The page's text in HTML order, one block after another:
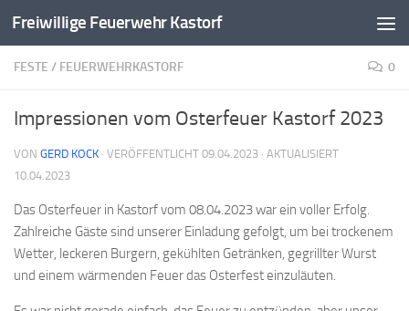
Zum Inhalt springen
Freiwillige Feuerwehr Kastorf
FESTE / FEUERWEHRKASTORF 0
Impressionen vom Osterfeuer Kastorf 2023
VON GERD KOCK · VERÖFFENTLICHT 09.04.2023 · AKTUALISIERT
10.04.2023
Das Osterfeuer in Kastorf vom 08.04.2023 war ein voller Erfolg.
Zahlreiche Gäste sind unserer Einladung gefolgt, um bei trockenem
Wetter, leckeren Burgern, gekühlten Getränken, gegrillter Wurst
und einem wärmenden Feuer das Osterfest einzuläuten.